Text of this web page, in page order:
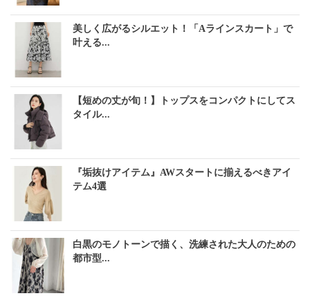
美しく広がるシルエット！「Aラインスカート」で
叶える...
【短めの丈が旬！】トップスをコンパクトにしてス
タイル...
『垢抜けアイテム』AWスタートに揃えるべきアイ
テム4選
白黒のモノトーンで描く、洗練された大人のための
都市型...